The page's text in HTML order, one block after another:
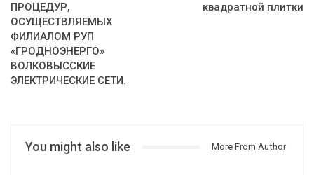
ПРОЦЕДУР,
ОСУЩЕСТВЛЯЕМЫХ
ФИЛИАЛОМ РУП
«ГРОДНОЭНЕРГО»
ВОЛКОВЫССКИЕ
ЭЛЕКТРИЧЕСКИЕ СЕТИ.
квадратной плитки
You might also like More From Author